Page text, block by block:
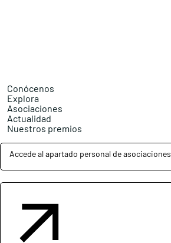
Conócenos
Explora
Asociaciones
Actualidad
Nuestros premios
Accede al apartado personal de asociaciones